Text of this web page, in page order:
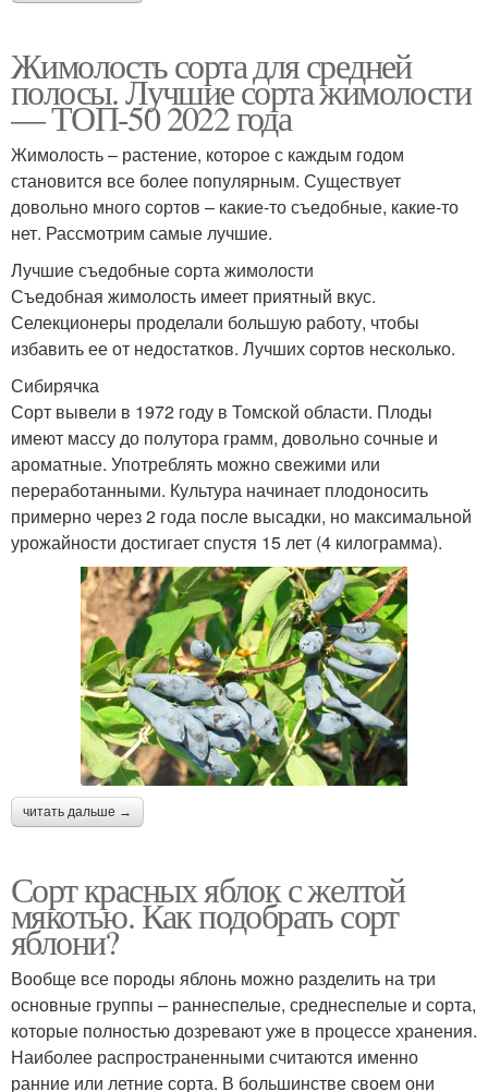
Жимолость сорта для средней
полосы. Лучшие сорта жимолости
— ТОП-50 2022 года
Жимолость – растение, которое с каждым годом
становится все более популярным. Существует
довольно много сортов – какие-то съедобные, какие-то
нет. Рассмотрим самые лучшие.
Лучшие съедобные сорта жимолости
Съедобная жимолость имеет приятный вкус.
Селекционеры проделали большую работу, чтобы
избавить ее от недостатков. Лучших сортов несколько.
Сибирячка
Сорт вывели в 1972 году в Томской области. Плоды
имеют массу до полутора грамм, довольно сочные и
ароматные. Употреблять можно свежими или
переработанными. Культура начинает плодоносить
примерно через 2 года после высадки, но максимальной
урожайности достигает спустя 15 лет (4 килограмма).
читать дальше →
Сорт красных яблок с желтой
мякотью. Как подобрать сорт
яблони?
Вообще все породы яблонь можно разделить на три
основные группы – раннеспелые, среднеспелые и сорта,
которые полностью дозревают уже в процессе хранения.
Наиболее распространенными считаются именно
ранние или летние сорта. В большинстве своем они